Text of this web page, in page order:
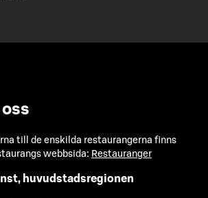
till de enskilda restaurangerna finns
webbsida: Restauranger
huvudstadsregionen